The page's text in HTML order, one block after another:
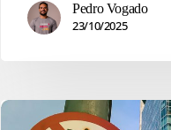
Pedro Vogado
23/10/2025
Conheça